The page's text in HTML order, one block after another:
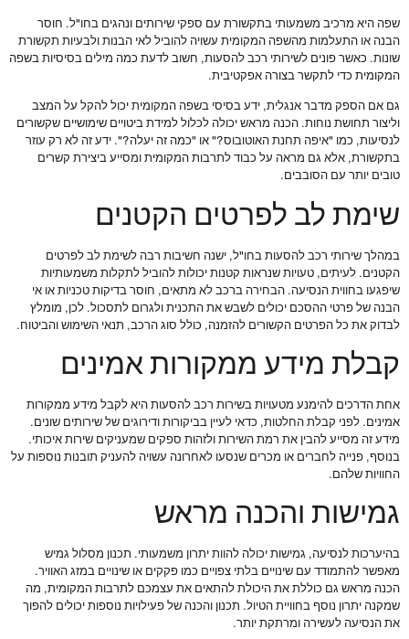
שפה היא מרכיב משמעותי בתקשורת עם ספקי שירותים ונהגים בחו"ל. חוסר
הבנה או התעלמות מהשפה המקומית עשויה להוביל לאי הבנות ולבעיות תקשורת
שונות. כאשר פונים לשירותי רכב להסעות, חשוב לדעת כמה מילים בסיסיות בשפה
המקומית כדי לתקשר בצורה אפקטיבית.
גם אם הספק מדבר אנגלית, ידע בסיסי בשפה המקומית יכול להקל על המצב
וליצור תחושת נוחות. הכנה מראש יכולה לכלול למידת ביטויים שימושיים שקשורים
לנסיעות, כמו "איפה תחנת האוטובוס?" או "כמה זה יעלה?". ידע זה לא רק עוזר
בתקשורת, אלא גם מראה על כבוד לתרבות המקומית ומסייע ביצירת קשרים
טובים יותר עם הסובבים.
שימת לב לפרטים הקטנים
במהלך שירותי רכב להסעות בחו"ל, ישנה חשיבות רבה לשימת לב לפרטים
הקטנים. לעיתים, טעויות שנראות קטנות יכולות להוביל לתקלות משמעותיות
שיפגעו בחווית הנסיעה. הבחירה ברכב לא מתאים, חוסר בדיקות טכניות או אי
הבנה של פרטי ההסכם יכולים לשבש את התכנית ולגרום לתסכול. לכן, מומלץ
לבדוק את כל הפרטים הקשורים להזמנה, כולל סוג הרכב, תנאי השימוש והביטוח.
קבלת מידע ממקורות אמינים
אחת הדרכים להימנע מטעויות בשירות רכב להסעות היא לקבל מידע ממקורות
אמינים. לפני קבלת החלטות, כדאי לעיין בביקורות ודירוגים של שירותים שונים.
מידע זה מסייע להבין את רמת השירות ולזהות ספקים שמעניקים שירות איכותי.
בנוסף, פנייה לחברים או מכרים שנסעו לאחרונה עשויה להעניק תובנות נוספות על
החוויות שלהם.
גמישות והכנה מראש
בהיערכות לנסיעה, גמישות יכולה להוות יתרון משמעותי. תכנון מסלול גמיש
מאפשר להתמודד עם שינויים בלתי צפויים כמו פקקים או שינויים במזג האוויר.
הכנה מראש גם כוללת את היכולת להתאים את עצמכם לתרבות המקומית, מה
שמקנה יתרון נוסף בחוויית הטיול. תכנון והכנה של פעילויות נוספות יכולים להפוך
את הנסיעה לעשירה ומרתקת יותר.